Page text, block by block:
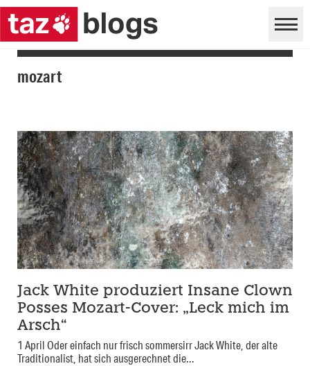
mozart
Jack White produziert Insane Clown
Posses Mozart-Cover: „Leck mich im
Arsch“
1 April Oder einfach nur frisch sommersirr Jack White, der alte
Traditionalist, hat sich ausgerechnet die...